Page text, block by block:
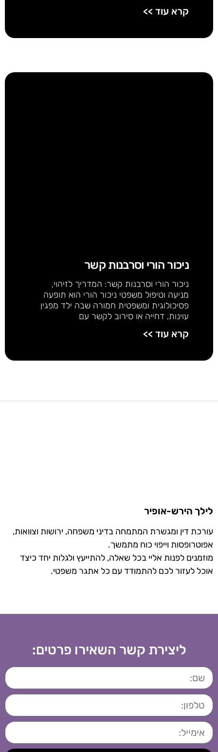
קרא עוד >>
ניכור הורי וסרבנות קשר
ניכור הורי וסרבנות קשר: המדריך לזיהוי,
מניעה וטיפול משפטי ניכור הורי הוא תופעה
פסיכולוגית ומשפטית חמורה שבה ילד מפגין
עוינות, דחייה או סירוב לקשר עם
קרא עוד >>
לילך הירש-אופיר
עורכת דין ומגשרת המתמחה בדיני משפחה, ירושות וצוואות,
אפוטרופסות וייפוי כוח מתמשך.
מוזמנים לפנות אליי בכל שאלה, להתייעץ ולגלות יחד כיצד
אוכל לעזור לכם להתמודד עם כל אתגר משפטי.
ליצירת קשר השאירו פרטים: